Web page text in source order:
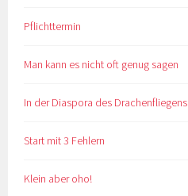
Pflichttermin
Man kann es nicht oft genug sagen
In der Diaspora des Drachenfliegens
Start mit 3 Fehlern
Klein aber oho!